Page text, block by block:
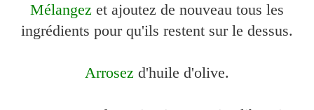
Mélangez et ajoutez de nouveau tous les
ingrédients pour qu'ils restent sur le dessus.
Arrosez d'huile d'olive.